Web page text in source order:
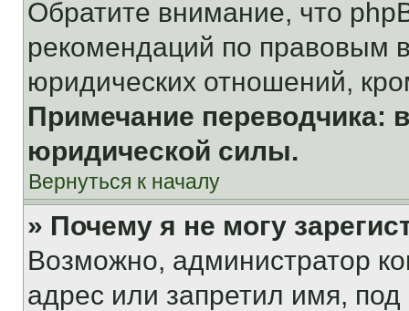
Обратите внимание, что
рекомендаций по правовым
юридических отношений,
Примечание переводчика:
юридической силы.
Вернуться к началу
» Почему я не могу
Возможно, администратор
адрес или запретил имя,